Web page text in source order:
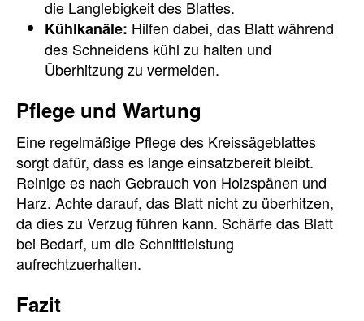
die Langlebigkeit des Blattes.
Kühlkanäle: Hilfen dabei, das Blatt während
des Schneidens kühl zu halten und
Überhitzung zu vermeiden.
Pflege und Wartung
Eine regelmäßige Pflege des Kreissägeblattes
sorgt dafür, dass es lange einsatzbereit bleibt.
Reinige es nach Gebrauch von Holzspänen und
Harz. Achte darauf, das Blatt nicht zu überhitzen,
da dies zu Verzug führen kann. Schärfe das Blatt
bei Bedarf, um die Schnittleistung
aufrechtzuerhalten.
Fazit